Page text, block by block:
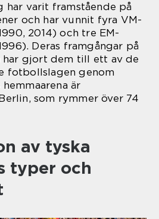
har varit framstående på
och har vunnit fyra VM-
2014) och tre EM-
Deras framgångar på
har gjort dem till ett av de
fotbollslagen genom
är
som rymmer över 74
av tyska
typer och